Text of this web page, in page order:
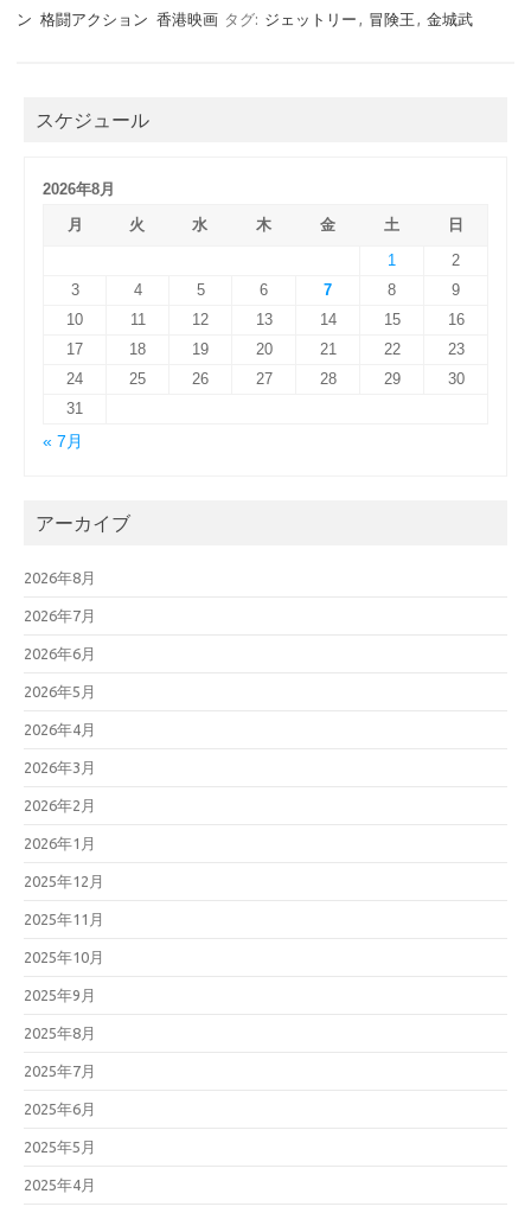
ン 格闘アクション 香港映画 タグ: ジェットリー , 冒険王 , 金城武
スケジュール
2026年8月
月
火 水 木 金 土
日
1
2
3
4 5 6 7 8
9
10
11 12 13 14 15
16
17
18 19 20 21 22
23
24
25 26 27 28 29
30
31
« 7月
アーカイブ
2026年8月
2026年7月
2026年6月
2026年5月
2026年4月
2026年3月
2026年2月
2026年1月
2025年12月
2025年11月
2025年10月
2025年9月
2025年8月
2025年7月
2025年6月
2025年5月
2025年4月